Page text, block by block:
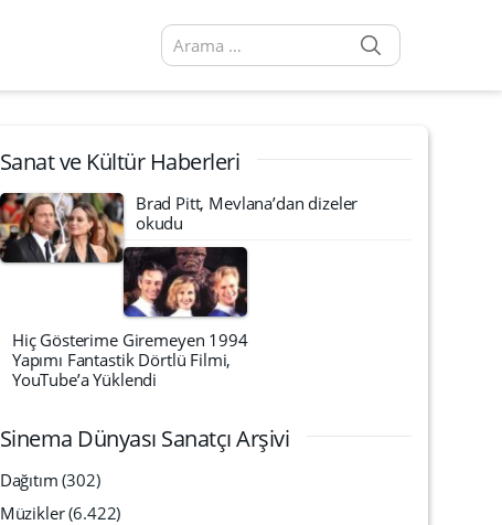
Arama sonuçları:
Sanat ve Kültür Haberleri
Brad Pitt, Mevlana’dan dizeler
okudu
Hiç Gösterime Giremeyen 1994
Yapımı Fantastik Dörtlü Filmi,
YouTube’a Yüklendi
Sinema Dünyası Sanatçı Arşivi
Dağıtım (302)
Müzikler(6.422)